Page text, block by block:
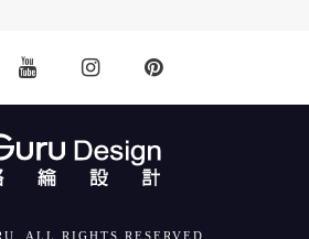
ALL RIGHTS RESERVED.